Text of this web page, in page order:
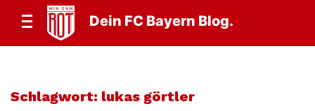
Dein FC Bayern Blog.
Schlagwort: lukas görtler